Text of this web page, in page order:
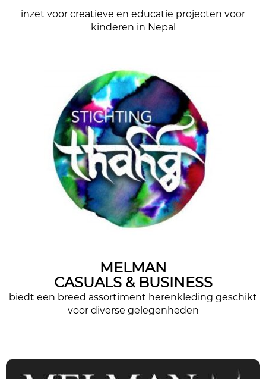
inzet voor creatieve en educatie projecten voor
kinderen in Nepal
MELMAN
CASUALS & BUSINESS
biedt een breed assortiment herenkleding geschikt
voor diverse gelegenheden